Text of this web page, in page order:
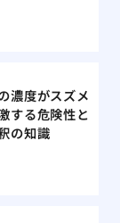
濃度がスズメ
する危険性と
の知識